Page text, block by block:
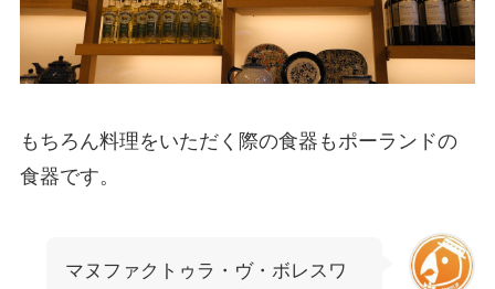
もちろん料理をいただく際の食器もポーランドの
食器です。
マヌファクトゥラ・ヴ・ボレスワ